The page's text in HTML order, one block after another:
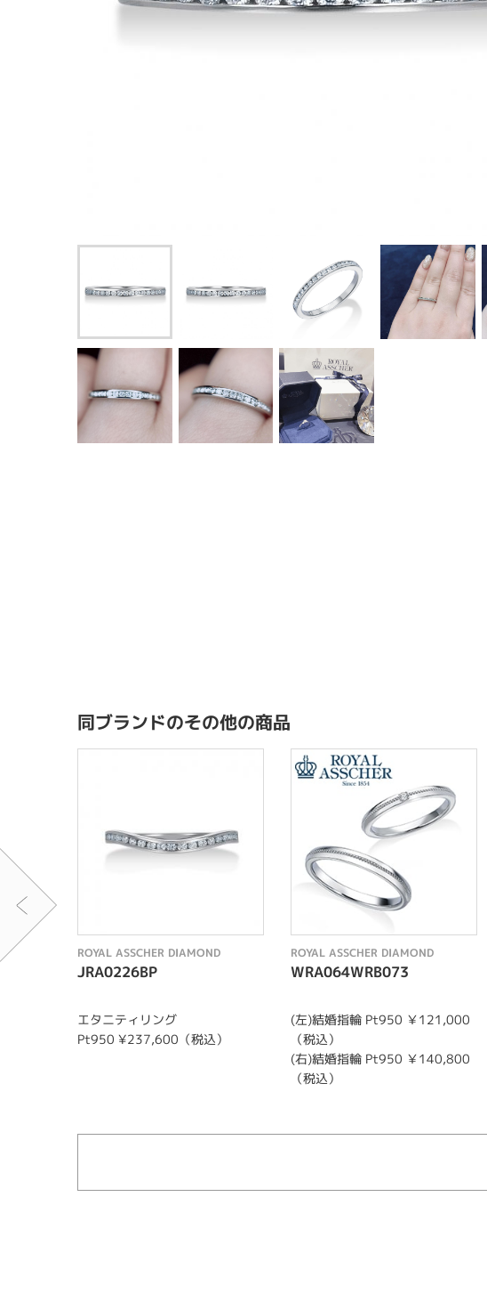
同ブランドのその他の商品
ROYAL ASSCHER DIAMOND
JRA0226BP
エタニティリング
Pt950 ¥237,600（税込）
ROYAL ASSCHER DIAMOND
WRA064WRB073
(左)結婚指輪 Pt950 ￥121,000
（税込）
(右)結婚指輪 Pt950 ￥140,800
（税込）